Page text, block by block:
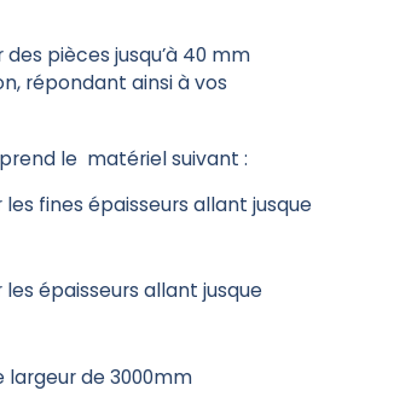
pièces jusqu’à 40 mm
répondant ainsi à vos
le matériel suivant :
fines épaisseurs allant jusque
épaisseurs allant jusque
largeur de 3000mm